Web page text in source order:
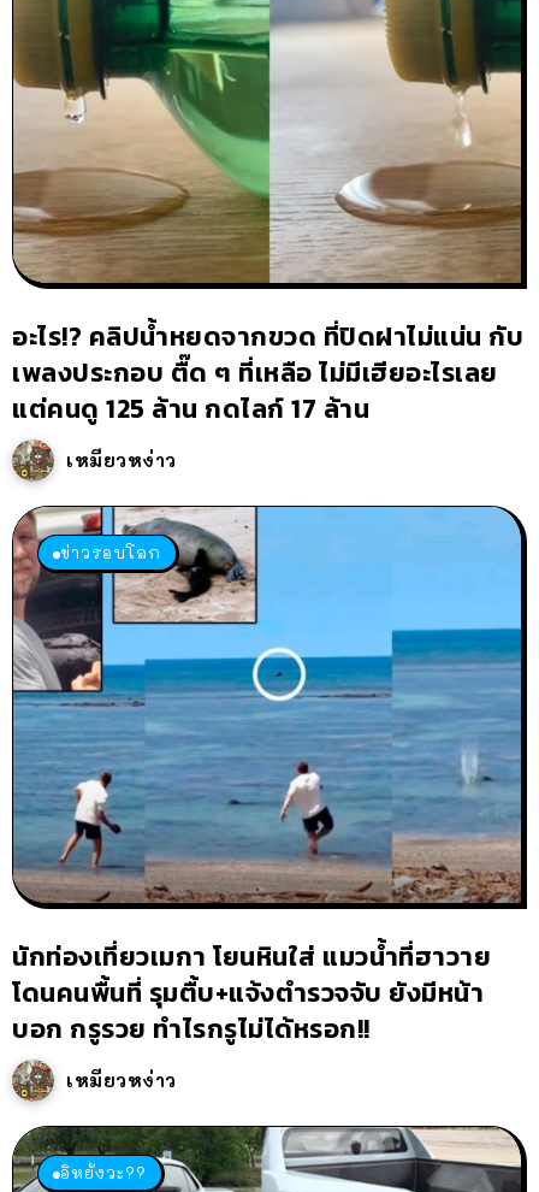
อะไร!? คลิปน้ำหยดจากขวด ที่ปิดฝาไม่แน่น กับ
เพลงประกอบ ตื๊ด ๆ ที่เหลือ ไม่มีเฮียอะไรเลย
แต่คนดู 125 ล้าน กดไลก์ 17 ล้าน
เหมียวหง่าว
ข่าวรอบโลก
นักท่องเที่ยวเมกา โยนหินใส่ แมวน้ำที่ฮาวาย
โดนคนพื้นที่ รุมตื้บ+แจ้งตำรวจจับ ยังมีหน้า
บอก กรูรวย ทำไรกรูไม่ได้หรอก!!
เหมียวหง่าว
อิหยังวะ??